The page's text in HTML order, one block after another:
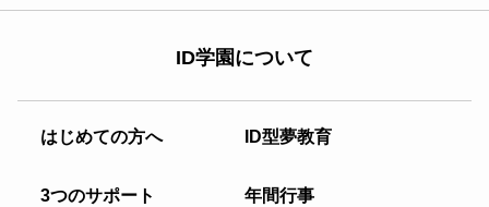
ID学園について
はじめての方へ ID型夢教育
3つのサポート 年間行事